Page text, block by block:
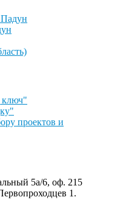
ключ"
проектов и
5а/6, оф. 215
1.